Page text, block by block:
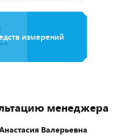
измерений
менеджера
Валерьевна